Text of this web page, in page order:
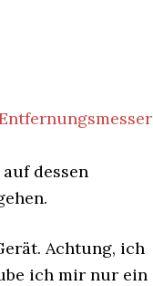
dessen
Achtung, ich
ich mir nur ein